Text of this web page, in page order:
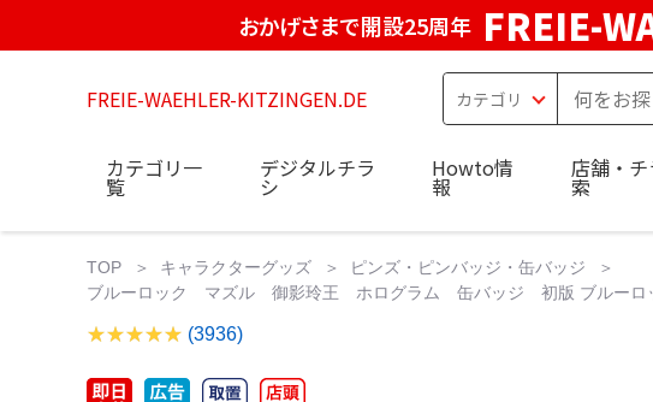
おかげさまで開設25周年 FREIE-
FREIE-WAEHLER-KITZINGEN.DE
カテゴリ一
覧
デジタルチラ
シ
Howto情
報
店舗・
索
TOP キャラクターグッズ
ピンズ・ピンバッジ・缶バッジ
ブルーロック マズル 御影玲王 ホログラム 缶バッジ 初版 ブルーロッ
(3936)